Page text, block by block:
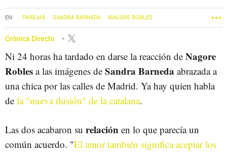
PAREJAS SANDRA BARNEDA NAGORE ROBLES
Crónica Directo
Ni 24 horas ha tardado en darse la reacción de Nagore
Robles a las imágenes de Sandra Barneda abrazada a
una chica por las calles de Madrid. Ya hay quien habla
de la "nueva ilusión" de la catalana.
Las dos acabaron su relación en lo que parecía un
común acuerdo. "El amor también significa aceptar los